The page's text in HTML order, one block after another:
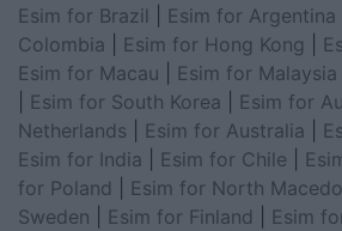
Esim for Brazil
Esim for Argentina
Colombia
Esim for Hong Kong
Esim for Macau
Esim for Malaysia
Esim for South Korea Esim for
Netherlands
Esim for Australia
Esim for India
Esim for Chile
for Poland
Esim for North
Sweden
Esim for Finland Esim